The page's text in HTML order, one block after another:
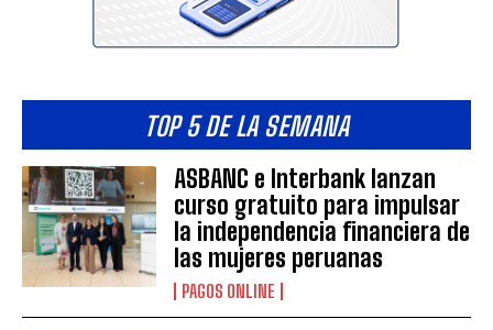
TOP 5 DE LA SEMANA
ASBANC e Interbank lanzan
curso gratuito para impulsar
la independencia financiera de
las mujeres peruanas
PAGOS ONLINE